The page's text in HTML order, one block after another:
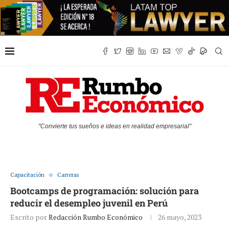
"Convierte tus sueños e ideas en realidad empresarial"
Capacitación Carreras
Bootcamps de programación: solución para
reducir el desempleo juvenil en Perú
Escrito porRedacción Rumbo Económico 26 mayo, 2023